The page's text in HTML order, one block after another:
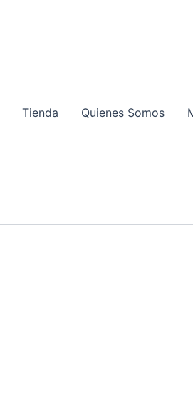
Tienda Quienes Somos